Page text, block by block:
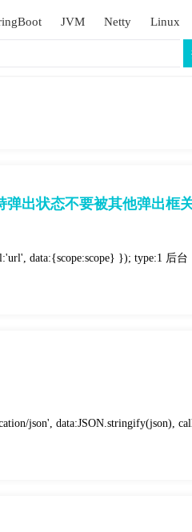
JVM Netty Linux
弹出状态不要被其他弹出框
data:{scope:scope} }); type:1 后台
json', data:JSON.stringify(json),